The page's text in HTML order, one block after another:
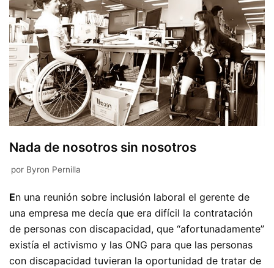
Nada de nosotros sin nosotros
por Byron Pernilla
En una reunión sobre inclusión laboral el gerente de
una empresa me decía que era difícil la contratación
de personas con discapacidad, que “afortunadamente”
existía el activismo y las ONG para que las personas
con discapacidad tuvieran la oportunidad de tratar de